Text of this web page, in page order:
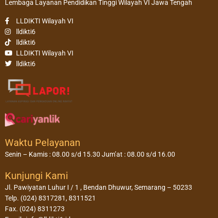
Lembaga Layanan Pendidikan Tinggi Wilayah VI Jawa Tengah
LLDIKTI Wilayah VI
lldikti6
lldikti6
LLDIKTI Wilayah VI
lldikti6
Waktu Pelayanan
Senin – Kamis : 08.00 s/d 15.30 Jum’at : 08.00 s/d 16.00
Kunjungi Kami
Jl. Pawiyatan Luhur I / 1 , Bendan Dhuwur, Semarang – 50233
Telp. (024) 8317281, 8311521
Fax. (024) 8311273